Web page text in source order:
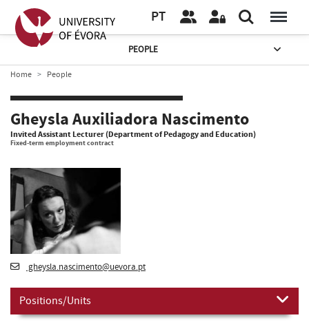
PT
PEOPLE
Home People
Gheysla Auxiliadora Nascimento
Invited Assistant Lecturer (Department of Pedagogy and Education)
Fixed-term employment contract
gheysla.nascimento@uevora.pt
Positions/Units